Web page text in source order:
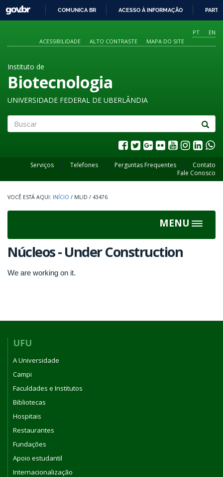
O
CONTEÚDO
GOVBR
COMUNICA BR ACESSO À INFORMAÇÃO
PT
EN
ACESSIBILIDADE
ALTO CONTRASTE MAPA DO SITE
Instituto de
Biotecnologia
UNIVERSIDADE FEDERAL DE UBERLÂNDIA
Serviços Telefones Perguntas Frequentes
Contato
Fale Conosco
INÍCIO / MLID / 43476
MENU
Toggle
Núcleos - Under Construction
We are working on it.
UFU
A Universidade
Campi
Faculdades e Institutos
Bibliotecas
Hospitais
Restaurantes
Fundações
Apoio estudantil
Internacionalização